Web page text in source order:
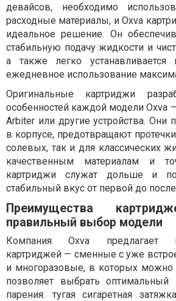
девайсов, необходимо
расходные материалы, и Oxva
идеальное решение. Он
стабильную подачу жидкости и
а также легко устанавливается
ежедневное использование
Оригинальные картриджи
особенностей каждой модели Oxva
Arbiter или другие устройства. Они
в корпусе, предотвращают
солевых, так и для классических
качественным материалам и
картриджи служат дольше и
стабильный вкус от первой до
Преимущества
правильный выбор модели
Компания Oxva предлагает
картриджей — сменные с уже
и многоразовые, в которых можно
позволяет выбрать оптимальный
парения: тугая сигаретная